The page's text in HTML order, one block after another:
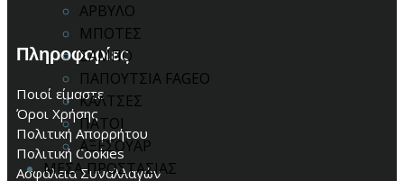
ΑΡΒΥΛΟ
ΜΠΟΤΕΣ
ΣΑΜΠΟ
ΠΑΠΟΥΤΣΙΑ FAGEO
ΚΑΛΤΣΕΣ
ΠΑΤΟΙ
ΑΞΕΣΟΥΑΡ
ΜΕΣΑ ΠΡΟΣΤΑΣΙΑΣ
Πληροφορίες
Ποιοί είμαστε
Όροι Χρήσης
Πολιτική Απορρήτου
Πολιτική Cookies
Ασφάλεια Συναλλαγών